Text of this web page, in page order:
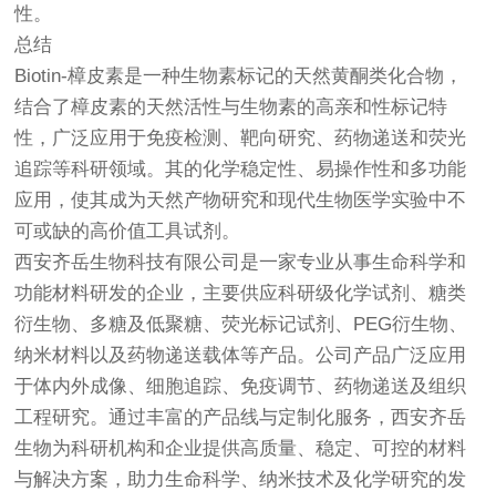
性。
总结
Biotin-樟皮素是一种生物素标记的天然黄酮类化合物，
结合了樟皮素的天然活性与生物素的高亲和性标记特
性，广泛应用于免疫检测、靶向研究、药物递送和荧光
追踪等科研领域。其的化学稳定性、易操作性和多功能
应用，使其成为天然产物研究和现代生物医学实验中不
可或缺的高价值工具试剂。
西安齐岳生物科技有限公司是一家专业从事生命科学和
功能材料研发的企业，主要供应科研级化学试剂、糖类
衍生物、多糖及低聚糖、荧光标记试剂、PEG衍生物、
纳米材料以及药物递送载体等产品。公司产品广泛应用
于体内外成像、细胞追踪、免疫调节、药物递送及组织
工程研究。通过丰富的产品线与定制化服务，西安齐岳
生物为科研机构和企业提供高质量、稳定、可控的材料
与解决方案，助力生命科学、纳米技术及化学研究的发